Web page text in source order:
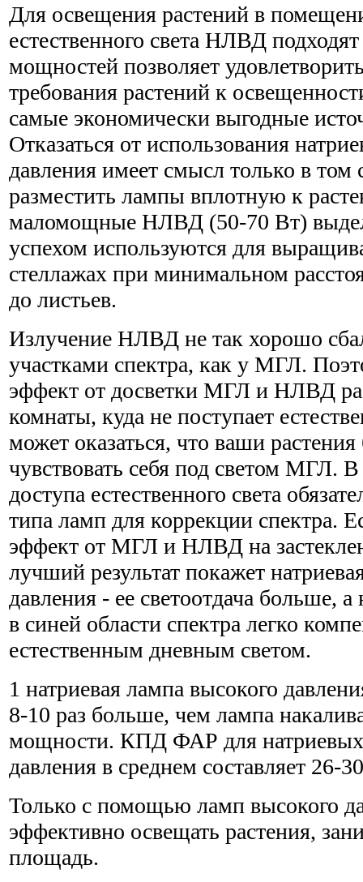
Для освещения растений в
естественного света НЛВД
мощностей позволяет
требования растений к
самые экономически выгодные
Отказаться от использования
давления имеет смысл только в том
разместить лампы вплотную к
маломощные НЛВД (50-70 Вт)
успехом используются для
стеллажах при минимальном
до листьев.
Излучение НЛВД не так хорошо
участками спектра, как у МГЛ.
эффект от досветки МГЛ и НЛВД
комнаты, куда не поступает
может оказаться, что ваши
чувствовать себя под светом МГЛ.
доступа естественного света
типа ламп для коррекции спектра.
эффект от МГЛ и НЛВД на
лучший результат покажет
давления - ее светоотдача больше, а
в синей области спектра легко
естественным дневным светом.
1 натриевая лампа высокого
8-10 раз больше, чем лампа
мощности. КПД ФАР для натриевых
давления в среднем составляет 26-
Только с помощью ламп высокого
эффективно освещать растения,
площадь.